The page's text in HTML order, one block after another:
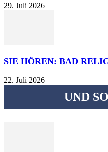
29. Juli 2026
SIE HÖREN: BAD
22. Juli 2026
UND